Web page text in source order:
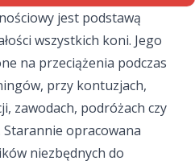
jest podstawą
wszystkich koni. Jego
na przeciążenia podczas
przy kontuzjach,
zawodach, podróżach czy
opracowana
niezbędnych do